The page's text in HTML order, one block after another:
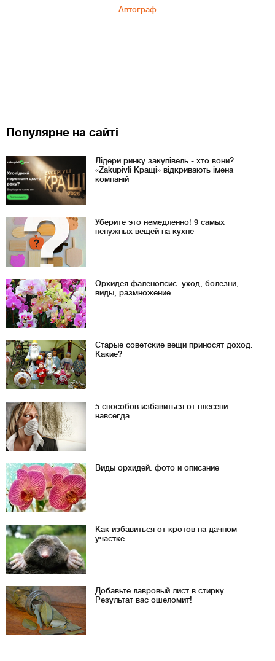
Автограф
Популярне на сайті
Лідери ринку закупівель - хто вони?
«Zakupivli Кращі» відкривають імена
компаній
Уберите это немедленно! 9 самых
ненужных вещей на кухне
Орхидея фаленопсис: уход, болезни,
виды, размножение
Старые советские вещи приносят доход.
Какие?
5 способов избавиться от плесени
навсегда
Виды орхидей: фото и описание
Как избавиться от кротов на дачном
участке
Добавьте лавровый лист в стирку.
Результат вас ошеломит!